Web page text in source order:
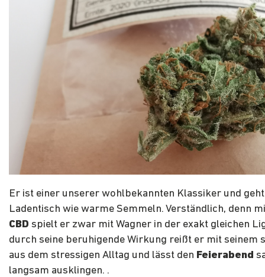
Er ist einer unserer wohlbekannten Klassiker und
Ladentisch wie warme Semmeln. Verständlich, denn
CBD spielt er zwar mit Wagner in der exakt gleichen
durch seine beruhigende Wirkung reißt er mit seinem
aus dem stressigen Alltag und lässt den Feierabend
langsam ausklingen. .